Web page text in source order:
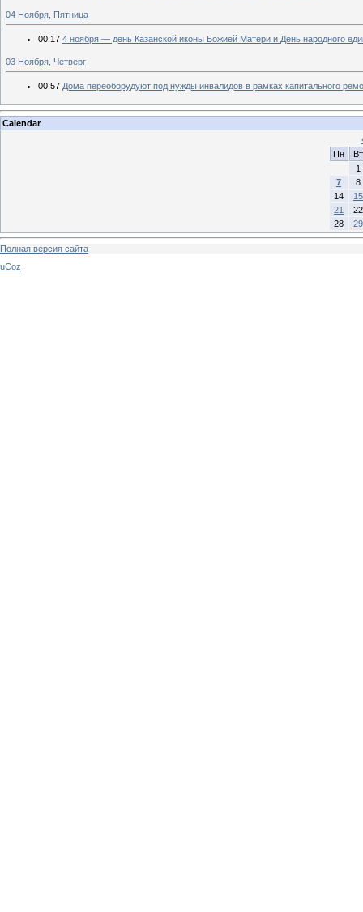
04 Ноября, Пятница
00:17 4 ноября — день Казанской иконы Божией Матери и День народного
03 Ноября, Четверг
00:57 Дома переоборудуют под нужды инвалидов в рамках капитального
Calendar
Пн
Вт
1
7
8
14
15
21
22
28
29
Полная версия сайта
uCoz